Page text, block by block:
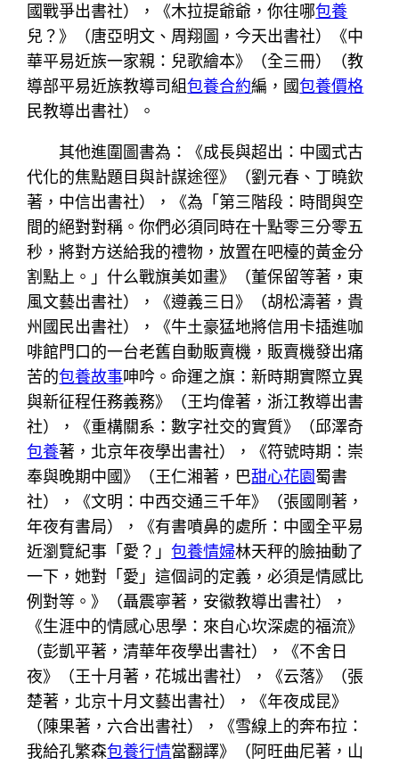
國戰爭出書社），《木拉提爺爺，你往哪包養
兒？》（唐亞明文、周翔圖，今天出書社）《中
華平易近族一家親：兒歌繪本》（全三冊）（教
導部平易近族教導司組包養合約編，國包養價格
民教導出書社）。
其他進圍圖書為：《成長與超出：中國式古
代化的焦點題目與計謀途徑》（劉元春、丁曉欽
著，中信出書社），《為「第三階段：時間與空
間的絕對對稱。你們必須同時在十點零三分零五
秒，將對方送給我的禮物，放置在吧檯的黃金分
割點上。」什么戰旗美如畫》（董保留等著，東
風文藝出書社），《遵義三日》（胡松濤著，貴
州國民出書社），《牛土豪猛地將信用卡插進咖
啡館門口的一台老舊自動販賣機，販賣機發出痛
苦的包養故事呻吟。命運之旗：新時期實際立異
與新征程任務義務》（王均偉著，浙江教導出書
社），《重構關系：數字社交的實質》（邱澤奇
包養著，北京年夜學出書社），《符號時期：崇
奉與晚期中國》（王仁湘著，巴甜心花園蜀書
社），《文明：中西交通三千年》（張國剛著，
年夜有書局），《有書噴鼻的處所：中國全平易
近瀏覽紀事「愛？」包養情婦林天秤的臉抽動了
一下，她對「愛」這個詞的定義，必須是情感比
例對等。》（聶震寧著，安徽教導出書社），
《生涯中的情感心思學：來自心坎深處的福流》
（彭凱平著，清華年夜學出書社），《不舍日
夜》（王十月著，花城出書社），《云落》（張
楚著，北京十月文藝出書社），《年夜成昆》
（陳果著，六合出書社），《雪線上的奔布拉：
我給孔繁森包養行情當翻譯》（阿旺曲尼著，山